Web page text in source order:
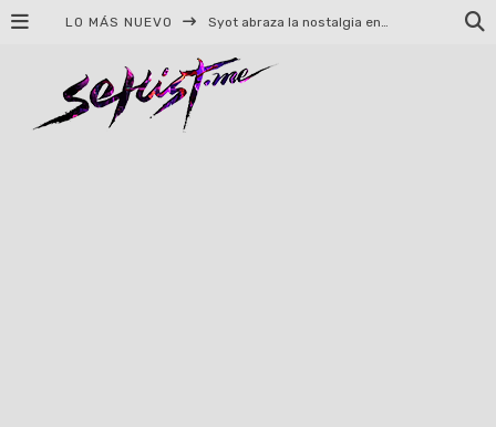
LO MÁS NUEVO Syot abraza la nostalgia en «Blame», el primer adelanto de su EP debut